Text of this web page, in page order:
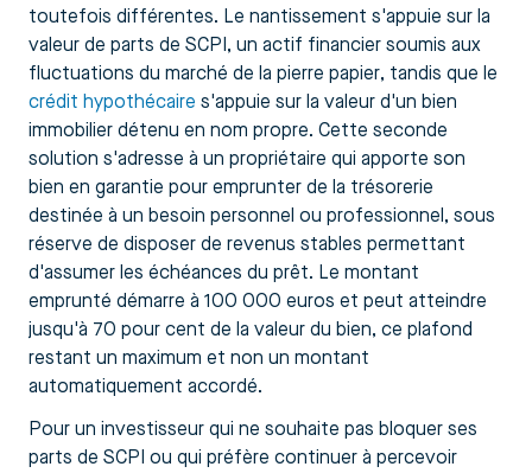
toutefois différentes. Le nantissement s'appuie sur la
valeur de parts de SCPI, un actif financier soumis aux
fluctuations du marché de la pierre papier, tandis que le
crédit hypothécaire s'appuie sur la valeur d'un bien
immobilier détenu en nom propre. Cette seconde
solution s'adresse à un propriétaire qui apporte son
bien en garantie pour emprunter de la trésorerie
destinée à un besoin personnel ou professionnel, sous
réserve de disposer de revenus stables permettant
d'assumer les échéances du prêt. Le montant
emprunté démarre à 100 000 euros et peut atteindre
jusqu'à 70 pour cent de la valeur du bien, ce plafond
restant un maximum et non un montant
automatiquement accordé.
Pour un investisseur qui ne souhaite pas bloquer ses
parts de SCPI ou qui préfère continuer à percevoir